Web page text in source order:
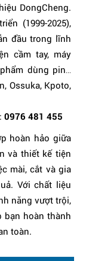
DongCheng.
(1999-2025),
đầu trong lĩnh
cầm tay, máy
dùng pin…
Ossuka, Kpoto,
0976 481 455
hoàn hảo giữa
và thiết kế tiện
mài, cắt và gia
Với chất liệu
năng vượt trội,
bạn hoàn thành
toàn.